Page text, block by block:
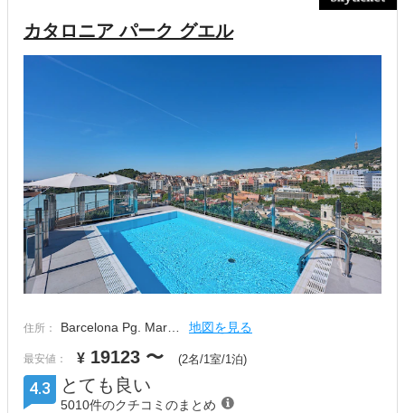
カタロニア パーク グエル
住所： Barcelona Pg. Mar… 地図を見る
最安値： ¥ 19123 〜 (2名/1室/1泊)
4.3 とても良い
5010件のクチコミのまとめ